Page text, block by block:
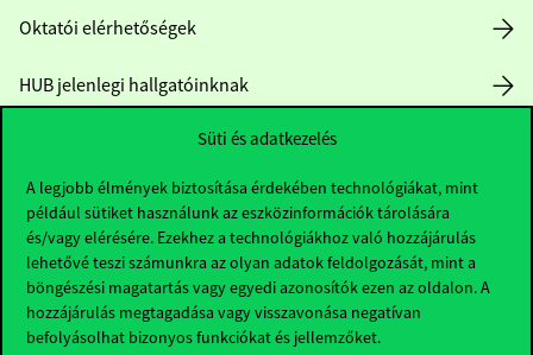
Süti és adatkezelés
A legjobb élmények biztosítása érdekében technológiákat, mint
például sütiket használunk az eszközinformációk tárolására
és/vagy elérésére. Ezekhez a technológiákhoz való hozzájárulás
lehetővé teszi számunkra az olyan adatok feldolgozását, mint a
böngészési magatartás vagy egyedi azonosítók ezen az oldalon. A
hozzájárulás megtagadása vagy visszavonása negatívan
befolyásolhat bizonyos funkciókat és jellemzőket.
Oktatói elérhetőségek
HUB jelenlegi hallgatóinknak
press@uni-corvinus.hu
Hasznos linkek